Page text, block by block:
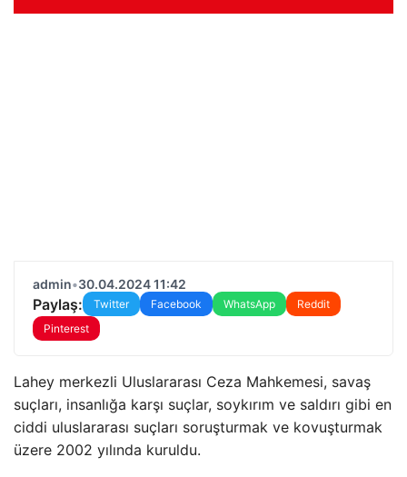
admin•30.04.2024 11:42
Paylaş: Twitter Facebook WhatsApp
Reddit
Pinterest
Lahey merkezli Uluslararası Ceza Mahkemesi, savaş
suçları, insanlığa karşı suçlar, soykırım ve saldırı gibi en
ciddi uluslararası suçları soruşturmak ve kovuşturmak
üzere 2002 yılında kuruldu.